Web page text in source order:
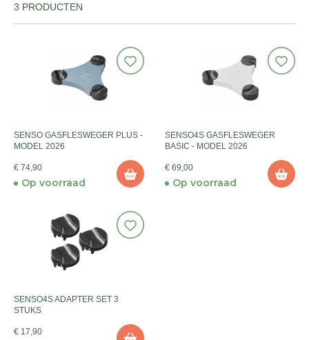
3 PRODUCTEN
SENSO GASFLESWEGER PLUS -
MODEL 2026
€ 74,90
Op voorraad
SENSO4S GASFLESWEGER
BASIC - MODEL 2026
€ 69,00
Op voorraad
SENSO4S ADAPTER SET 3
STUKS
€ 17,90